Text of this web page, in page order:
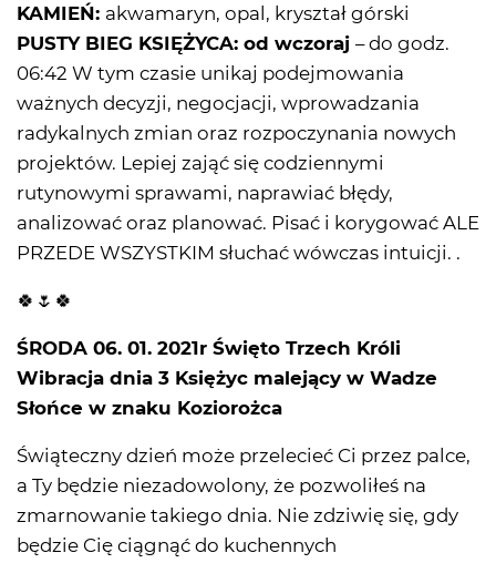
KAMIEŃ: akwamaryn, opal, kryształ górski
PUSTY BIEG KSIĘŻYCA: od wczoraj – do godz.
06:42 W tym czasie unikaj podejmowania
ważnych decyzji, negocjacji, wprowadzania
radykalnych zmian oraz rozpoczynania nowych
projektów. Lepiej zająć się codziennymi
rutynowymi sprawami, naprawiać błędy,
analizować oraz planować. Pisać i korygować ALE
PRZEDE WSZYSTKIM słuchać wówczas intuicji. .
🍀🌷🍀
ŚRODA 06. 01. 2021r Święto Trzech Króli
Wibracja dnia 3 Księżyc malejący w Wadze
Słońce w znaku Koziorożca
Świąteczny dzień może przelecieć Ci przez palce,
a Ty będzie niezadowolony, że pozwoliłeś na
zmarnowanie takiego dnia. Nie zdziwię się, gdy
będzie Cię ciągnąć do kuchennych